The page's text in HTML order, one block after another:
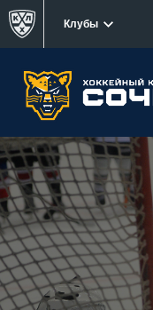
Клубы